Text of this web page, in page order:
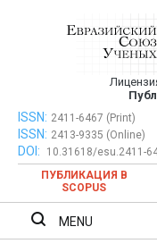
Евразийский Союз
ISSN: 2411-6467 (Print)
ISSN: 2413-9335 (Online)
DOI:
10.31618/esu.2411-
ПУБЛИКАЦИЯ В
SCOPUS
MENU